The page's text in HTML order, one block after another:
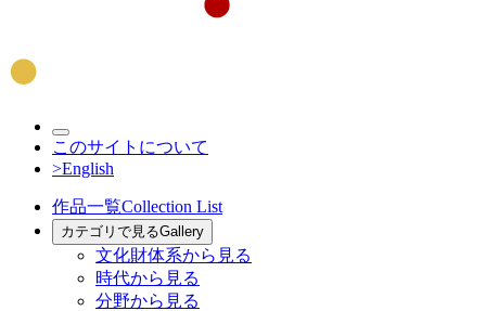
このサイトについて
>English
作品一覧Collection List
カテゴリで見るGallery
文化財体系から見る
時代から見る
分野から見る